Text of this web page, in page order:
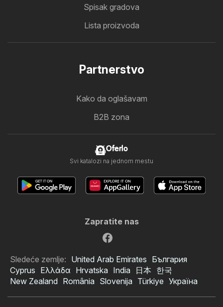
Spisak gradova
Lista proizvoda
Partnerstvo
Kako da oglašavam
B2B zona
Oferlo
Svi katalozi na jednom mestu
Zapratite nas
Sledeće zemlje: United Arab Emirates България
Cyprus Ελλάδα Hrvatska India 日本 한국
New Zealand România Slovenija Türkiye Україна